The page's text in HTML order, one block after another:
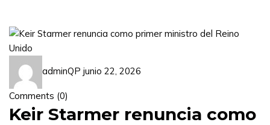
adminQP junio 22, 2026
Comments (0)
Keir Starmer renuncia como